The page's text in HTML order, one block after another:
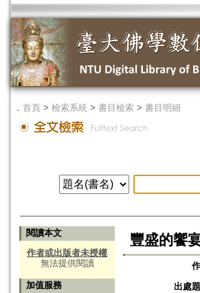
． 首頁 > 檢索系統 > 書目檢索 > 書目明細
閱讀本文
作者或出版者未授權
無法提供閱讀
加值服務
豐盛的饗
出處